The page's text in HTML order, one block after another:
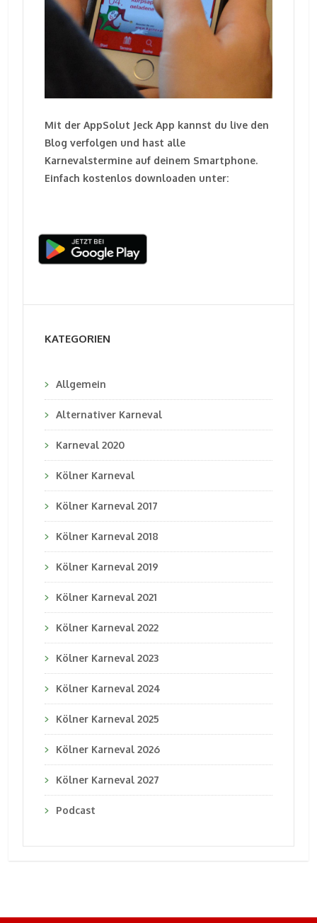
Mit der AppSolut Jeck App kannst du live den
Blog verfolgen und hast alle
Karnevalstermine auf deinem Smartphone.
Einfach kostenlos downloaden unter:
KATEGORIEN
Allgemein
Alternativer Karneval
Karneval 2020
Kölner Karneval
Kölner Karneval 2017
Kölner Karneval 2018
Kölner Karneval 2019
Kölner Karneval 2021
Kölner Karneval 2022
Kölner Karneval 2023
Kölner Karneval 2024
Kölner Karneval 2025
Kölner Karneval 2026
Kölner Karneval 2027
Podcast